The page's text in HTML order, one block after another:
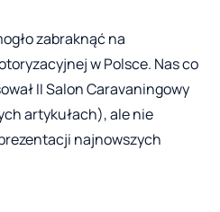
zabraknąć na
w Polsce. Nas co
II Salon Caravaningowy
artykułach), ale nie
najnowszych